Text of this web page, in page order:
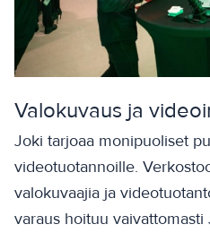
Valokuvaus ja
Joki tarjoaa monipuoliset
videotuotannoille.
valokuvaajia ja
varaus hoituu